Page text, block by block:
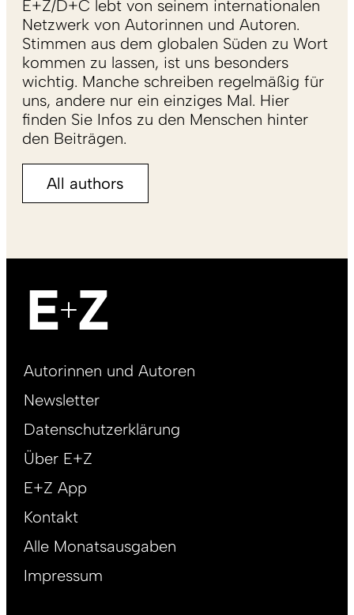
E+Z/D+C lebt von seinem internationalen
Netzwerk von Autorinnen und Autoren.
Stimmen aus dem globalen Süden zu Wort
kommen zu lassen, ist uns besonders
wichtig. Manche schreiben regelmäßig für
uns, andere nur ein einziges Mal. Hier
finden Sie Infos zu den Menschen hinter
den Beiträgen.
All authors
Footer
DE
Autorinnen und Autoren
Newsletter
Datenschutzerklärung
Über E+Z
E+Z App
Kontakt
Alle Monatsausgaben
Impressum